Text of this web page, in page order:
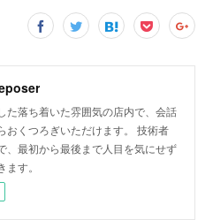
た落ち着いた雰囲気の店内で、会話
おくつろぎいただけます。 技術者
、最初から最後まで人目を気にせず
す。